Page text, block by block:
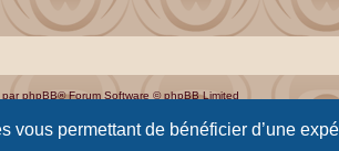
permettant de bénéficier d’une
parphpBB® Forum Software © phpBB Limited